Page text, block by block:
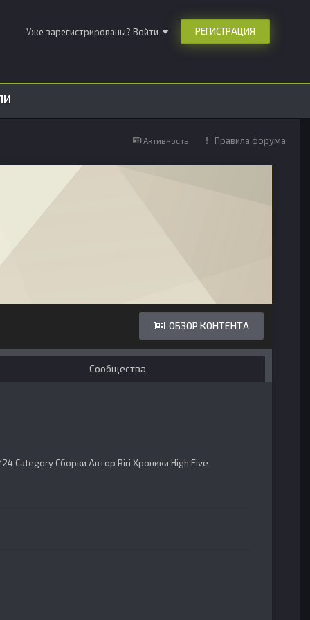
Уже зарегистрированы? Войти РЕГИСТРАЦИЯ
Активность Правила форума
ОБЗОР КОНТЕНТА
Сообщества
Category Сборки Автор Riri Хроники High Five